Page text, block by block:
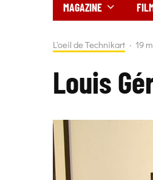
MAGAZINE
L'oeil de Technikart · 19
Louis